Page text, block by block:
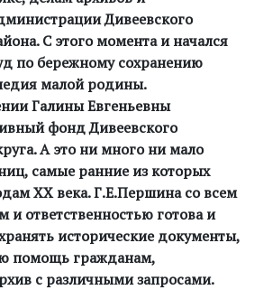
Дивеевского
С этого момента и начался
по бережному сохранению
малой родины.
Галины Евгеньевны
фонд Дивеевского
А это ни много ни мало
самые ранние из которых
ХХ века. Г.Е.Першина со всем
и ответственностью готова и
исторические документы,
помощь гражданам,
с различными запросами.